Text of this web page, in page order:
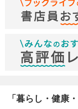
「暮らし・健康